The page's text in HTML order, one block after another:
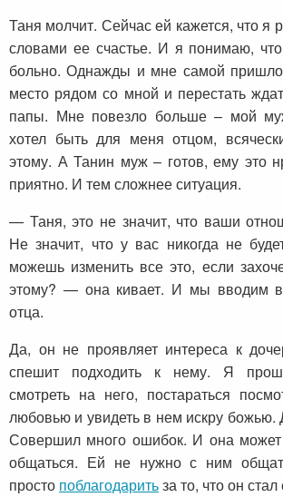
Таня молчит. Сейчас ей кажется, что я
словами ее счастье. И я понимаю,
больно. Однажды и мне самой
место рядом со мной и перестать
папы. Мне повезло больше – мой
хотел быть для меня отцом,
этому. А Танин муж – готов, ему это
приятно. И тем сложнее ситуация.
— Таня, это не значит, что ваши
Не значит, что у вас никогда не
можешь изменить все это, если
этому? — она кивает. И мы вводим в
отца.
Да, он не проявляет интереса к
спешит подходить к нему. Я
смотреть на него, постараться
любовью и увидеть в нем искру божью.
Совершил много ошибок. И она может
общаться. Ей не нужно с ним
просто поблагодаритьза то, что он